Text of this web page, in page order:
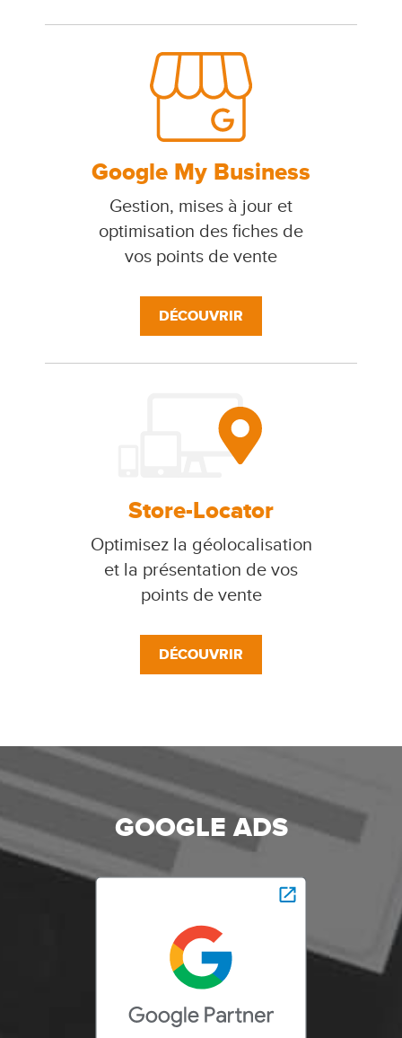
Google My Business
Gestion, mises à jour et
optimisation des fiches de
vos points de vente
DÉCOUVRIR
Store-Locator
Optimisez la géolocalisation
et la présentation de vos
points de vente
DÉCOUVRIR
GOOGLE ADS